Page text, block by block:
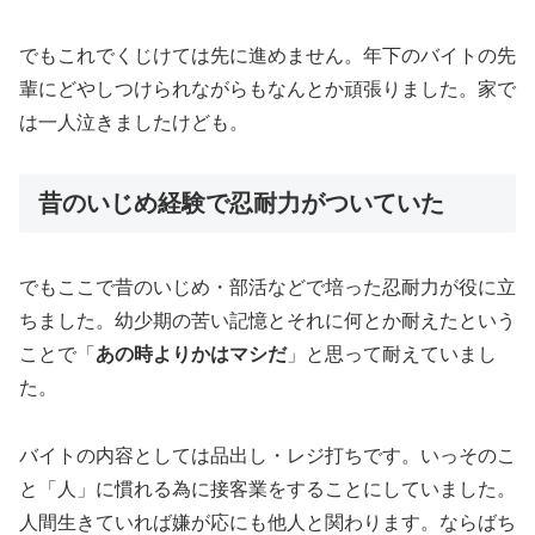
でもこれでくじけては先に進めません。年下のバイトの先
輩にどやしつけられながらもなんとか頑張りました。家で
は一人泣きましたけども。
昔のいじめ経験で忍耐力がついていた
でもここで昔のいじめ・部活などで培った忍耐力が役に立
ちました。幼少期の苦い記憶とそれに何とか耐えたという
ことで「 あの時よりかはマシだ」と思って耐えていまし
た。
バイトの内容としては品出し・レジ打ちです。いっそのこ
と「人」に慣れる為に接客業をすることにしていました。
人間生きていれば嫌が応にも他人と関わります。ならばち